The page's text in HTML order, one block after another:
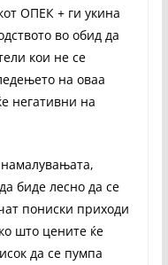
ОПЕК + ги укина
во обид да
кои не се
на оваа
негативни на
биде лесно да се
пониски приходи
што цените ќе
да се пумпа